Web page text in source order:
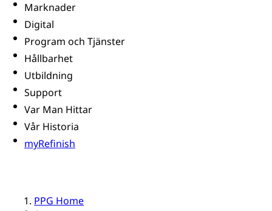
Marknader
Digital
Program och Tjänster
Hållbarhet
Utbildning
Support
Var Man Hittar
Vår Historia
myRefinish
PPG Home